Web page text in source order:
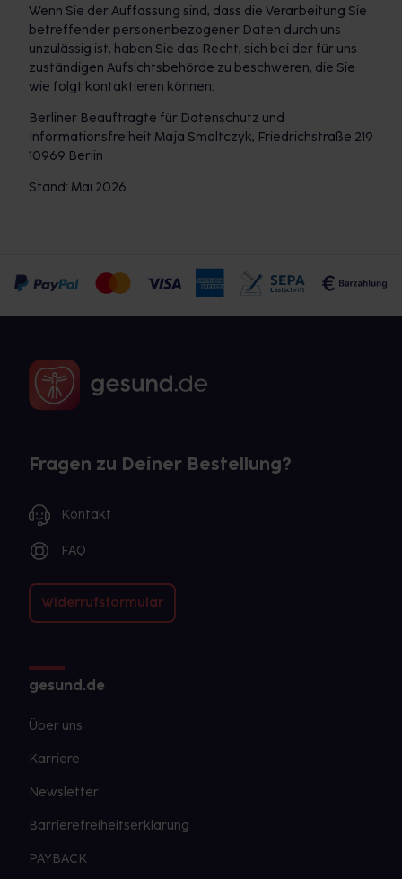
Wenn Sie der Auffassung sind, dass die Verarbeitung Sie
betreffender personenbezogener Daten durch uns
unzulässig ist, haben Sie das Recht, sich bei der für uns
zuständigen Aufsichtsbehörde zu beschweren, die Sie
wie folgt kontaktieren können:
Berliner Beauftragte für Datenschutz und
Informationsfreiheit Maja Smoltczyk, Friedrichstraße 219
10969 Berlin
Stand: Mai 2026
Fragen zu Deiner Bestellung?
Kontakt
FAQ
Widerrufsformular
gesund.de
Über uns
Karriere
Newsletter
Barrierefreiheitserklärung
PAYBACK